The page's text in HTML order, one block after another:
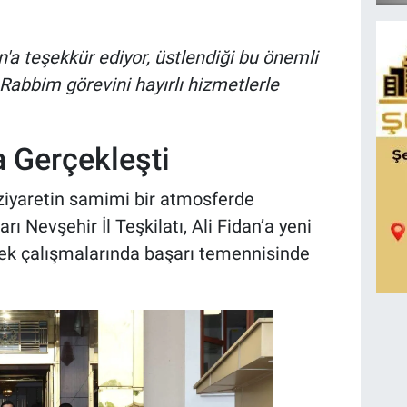
teşekkür ediyor, üstlendiği bu önemli
görevini hayırlı hizmetlerle
Gerçekleşti
ziyaretin samimi bir atmosferde
Nevşehir İl Teşkilatı, Ali Fidan’a yeni
çalışmalarında başarı temennisinde